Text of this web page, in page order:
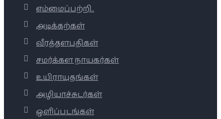
எம்மைப்பற்றி..
அடிக்கற்கள்
வீரத்தளபதிகள்
சமர்க்கள நாயகர்கள்
உயிராயுதங்கள்
அழியாச்சுடர்கள்
ஒளிப்படங்கள்